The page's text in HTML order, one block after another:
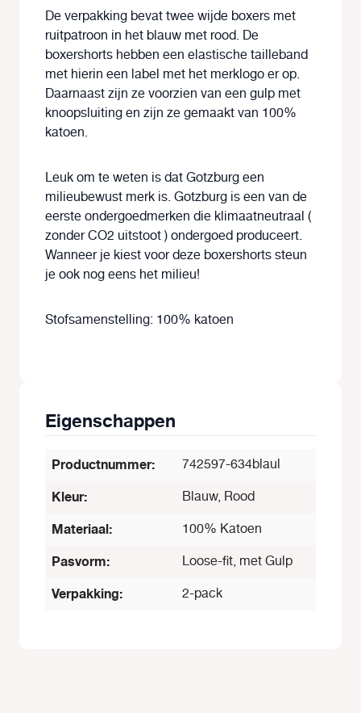
De verpakking bevat twee wijde boxers met
ruitpatroon in het blauw met rood. De
boxershorts hebben een elastische tailleband
met hierin een label met het merklogo er op.
Daarnaast zijn ze voorzien van een gulp met
knoopsluiting en zijn ze gemaakt van 100%
katoen.
Leuk om te weten is dat Gotzburg een
milieubewust merk is. Gotzburg is een van de
eerste ondergoedmerken die klimaatneutraal (
zonder CO2 uitstoot ) ondergoed produceert.
Wanneer je kiest voor deze boxershorts steun
je ook nog eens het milieu!
Stofsamenstelling: 100% katoen
Eigenschappen
Productnummer: 742597-634blaul
Kleur: Blauw, Rood
Materiaal: 100% Katoen
Pasvorm: Loose-fit, met Gulp
Verpakking: 2-pack